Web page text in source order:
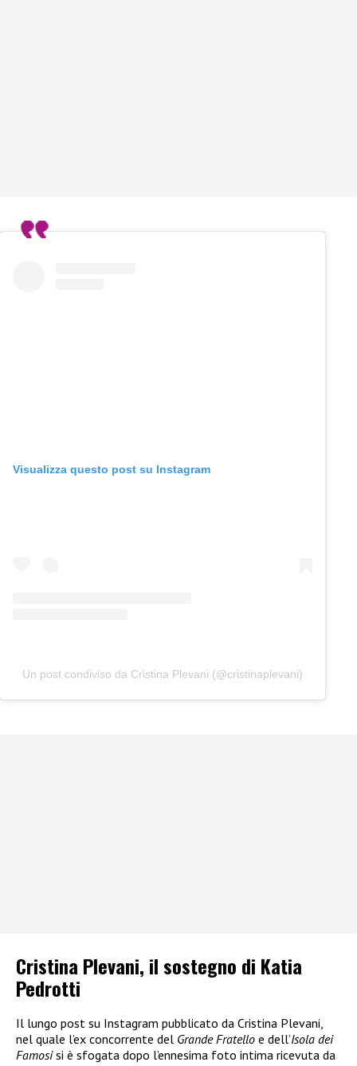
Visualizza questo post su Instagram
Un post condiviso da Cristina Plevani (@cristinaplevani)
Cristina Plevani, il sostegno di Katia
Pedrotti
Il lungo post su Instagram pubblicato da Cristina Plevani,
nel quale l’ex concorrente del Grande Fratello e dell’Isola dei
Famosisi è sfogata dopo l’ennesima foto intima ricevuta da